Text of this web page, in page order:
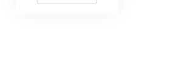
de las Relaciones
y Metas